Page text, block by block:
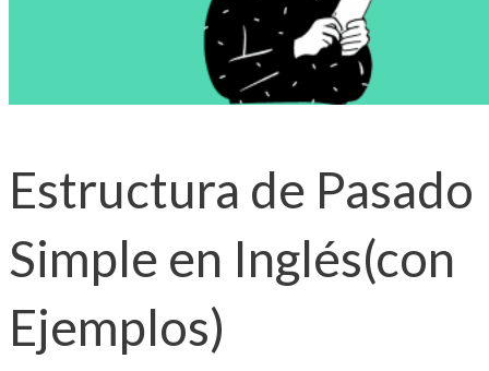
Estructura de Pasado
Simple en Inglés(con
Ejemplos)